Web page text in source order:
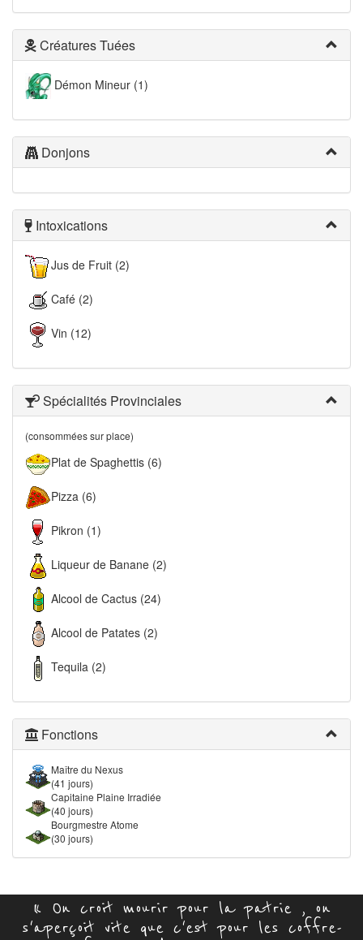
Créatures Tuées
Démon Mineur (1)
Donjons
Intoxications
Jus de Fruit (2)
Café (2)
Vin (12)
Spécialités Provinciales
(consommées sur place)
Plat de Spaghettis (6)
Pizza (6)
Pikron (1)
Liqueur de Banane (2)
Alcool de Cactus (24)
Alcool de Patates (2)
Tequila (2)
Fonctions
Maître du Nexus
(41 jours)
Capitaine Plaine Irradiée
(40 jours)
Bourgmestre Atome
(30 jours)
« On croit mourir pour la patrie , on
s'aperçoit vite que c'est pour les coffre-